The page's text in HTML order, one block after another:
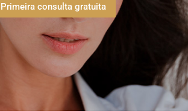
Primeira consulta gratuita